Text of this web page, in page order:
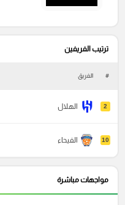
ترتيب الفريفين
# الفريق
2 الهلال
10 الفيحاء
مواجهات مباشرة